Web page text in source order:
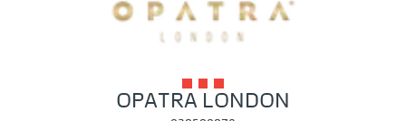
OPATRA LONDON